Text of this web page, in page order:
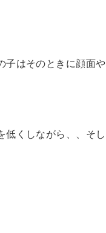
はそのときに顔面
低くしながら、、そ